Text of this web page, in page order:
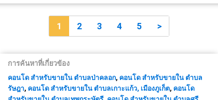
1 2 3 4 5 >
การค้นหาที่เกี่ยวข้อง
คอนโด สำหรับขายใน ตำบลป่าคลอก, คอนโด สำหรับขายใน ตำบล
รัษฎา, คอนโด สำหรับขายใน ตำบลเกาะแก้ว, เมืองภูเก็ต, คอนโด